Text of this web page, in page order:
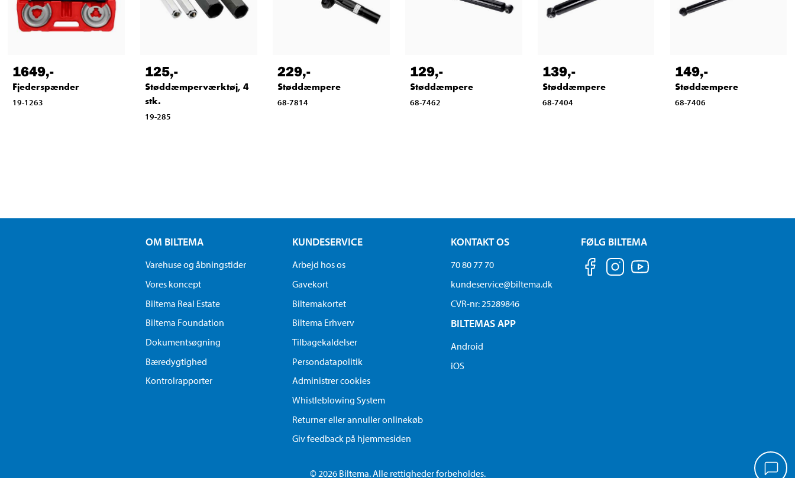
1649,-
Fjederspænder
19-1263
125,-
Støddæmperværktøj, 4
stk.
19-285
229,-
Støddæmpere
68-7814
129,-
Støddæmpere
68-7462
139,-
Støddæmpere
68-7404
149,-
Støddæmpere
68-7406
OM BILTEMA
Varehuse og åbningstider
Vores koncept
Biltema Real Estate
Biltema Foundation
Dokumentsøgning
Bæredygtighed
Kontrolrapporter
KUNDESERVICE
Arbejd hos os
Gavekort
Biltemakortet
Biltema Erhverv
Tilbagekaldelser
Persondatapolitik
Administrer cookies
Whistleblowing System
Returner eller annuller onlinekøb
Giv feedback på hjemmesiden
KONTAKT OS
70 80 77 70
kundeservice@biltema.dk
CVR-nr: 25289846
BILTEMAS APP
Android
iOS
FØLG BILTEMA
© 2026 Biltema. Alle rettigheder forbeholdes.